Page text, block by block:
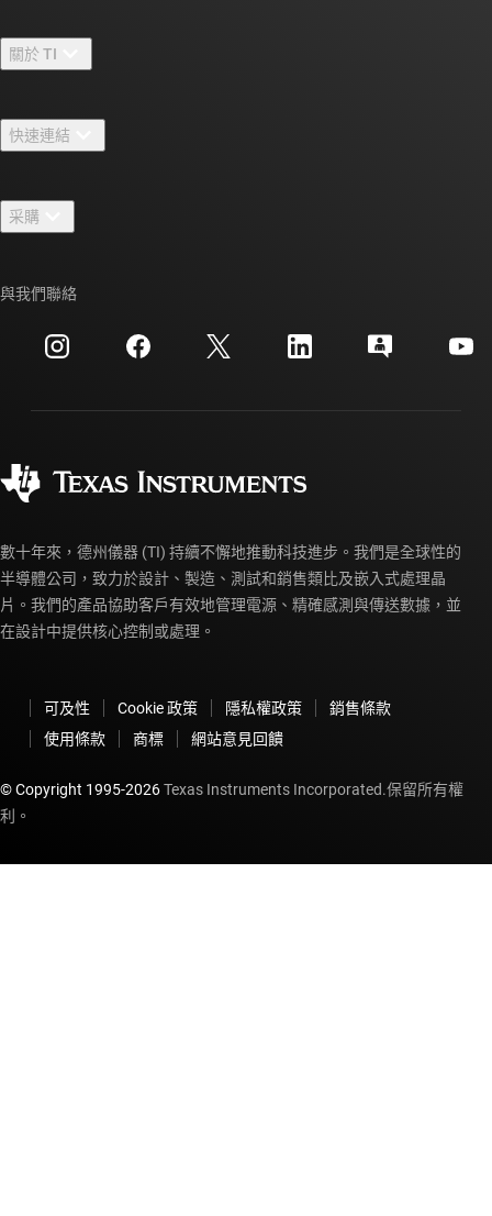
關於 TI
人才招募
新聞室
活動
投資人關系
快速連結
TI E2E™ 設計支援論壇
交互參考搜索
客戶支援中心
myTI 帳戶常見問題解答
采購
訂購 FAQ
與我們聯絡
數十年來，德州儀器 (TI) 持續不懈地推動科技進步。我們是全球性的
半導體公司，致力於設計、製造、測試和銷售類比及嵌入式處理晶
片。我們的產品協助客戶有效地管理電源、精確感測與傳送數據，並
在設計中提供核心控制或處理。
可及性 Cookie 政策 隱私權政策
銷售條款
使用條款
商標 網站意見回饋
© Copyright 1995-2026Texas Instruments Incorporated.保留所有權
利。